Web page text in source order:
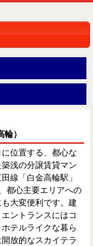
）
位置する、都心な
浅の分譲賃貸マン
線「白金高輪駅」
都心主要エリアへの
大変便利です。建
ントランスにはコ
テルライクな暮ら
放的なスカイテラ